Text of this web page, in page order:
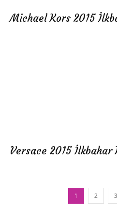
Michael Kors 2015
Versace 2015 İlkbahar
1 2 3